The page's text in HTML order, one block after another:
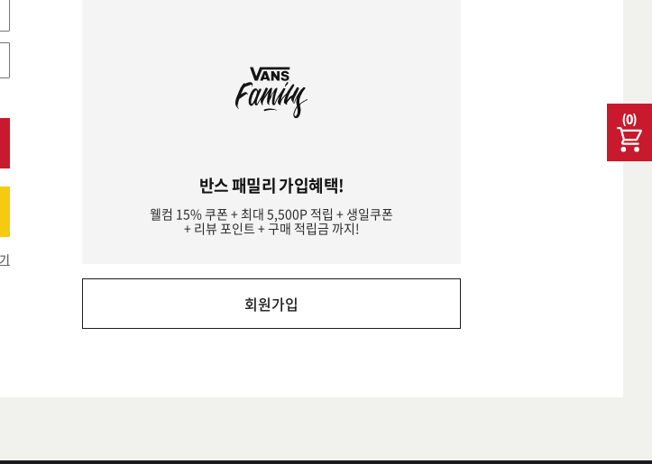
(0)
반스 패밀리 가입혜택!
웰컴 15% 쿠폰 + 최대 5,500P 적립 + 생일쿠폰
+ 리뷰 포인트 + 구매 적립금 까지!
회원가입